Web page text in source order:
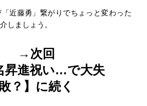
近藤勇」繋がりでちょっと変わった
しましょう。
→次回
昇進祝い…で大失
？】に続く